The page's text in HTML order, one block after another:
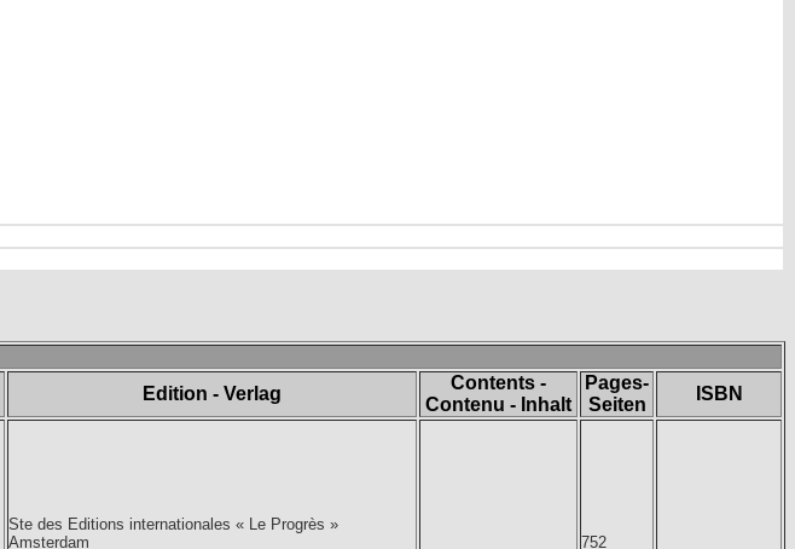
Edition - Verlag
Contents -
Contenu - Inhalt
Pages-
Seiten
ISBN
Ste des Editions internationales « Le Progrès »
Amsterdam
752